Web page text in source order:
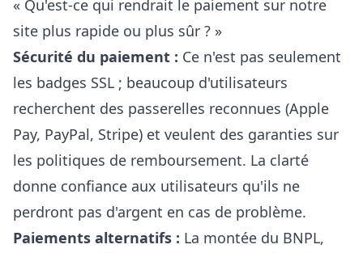
« Qu'est-ce qui rendrait le paiement sur notre
site plus rapide ou plus sûr ? »
Sécurité du paiement : Ce n'est pas seulement
les badges SSL ; beaucoup d'utilisateurs
recherchent des passerelles reconnues (Apple
Pay, PayPal, Stripe) et veulent des garanties sur
les politiques de remboursement. La clarté
donne confiance aux utilisateurs qu'ils ne
perdront pas d'argent en cas de problème.
Paiements alternatifs : La montée du BNPL,